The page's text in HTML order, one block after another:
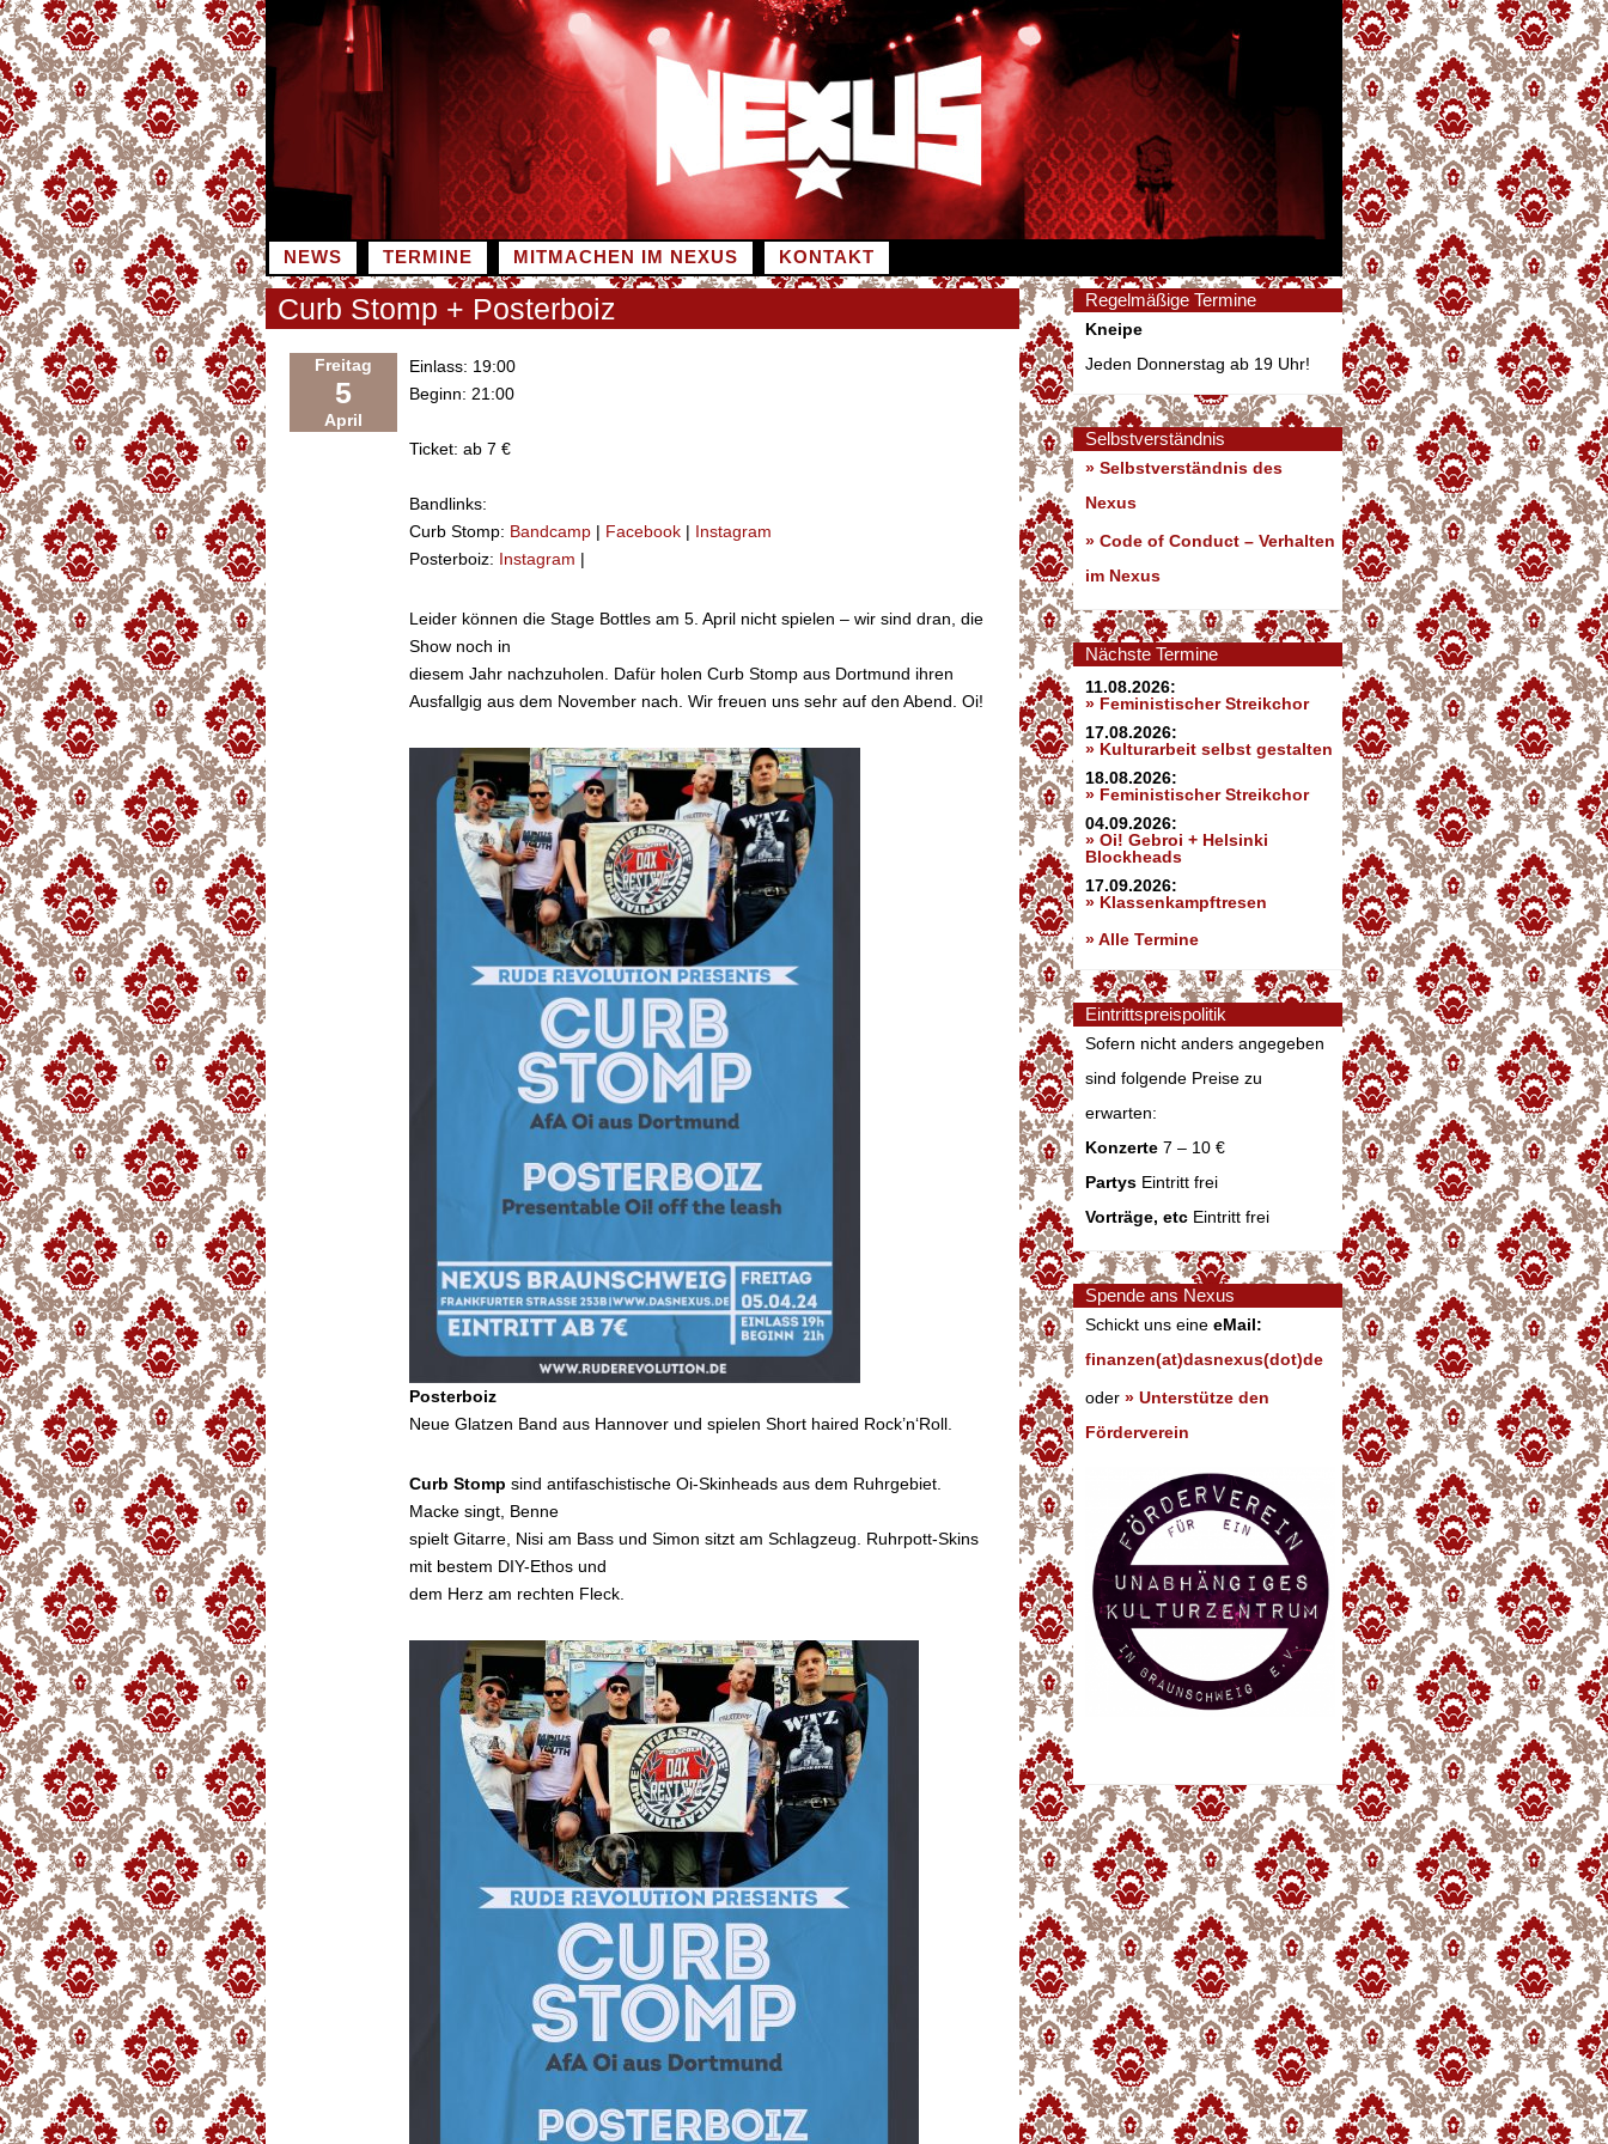
Zum
Inhalt
springen
NEWS TERMINE MITMACHEN IM NEXUS KONTAKT
Curb Stomp + Posterboiz
Freitag
5
April
Einlass: 19:00
Beginn: 21:00
Ticket: ab 7 €
Bandlinks:
Curb Stomp: Bandcamp | Facebook | Instagram
Posterboiz: Instagram |
Leider können die Stage Bottles am 5. April nicht spielen – wir sind dran, die
Show noch in
diesem Jahr nachzuholen. Dafür holen Curb Stomp aus Dortmund ihren
Ausfallgig aus dem November nach. Wir freuen uns sehr auf den Abend. Oi!
Posterboiz
Neue Glatzen Band aus Hannover und spielen Short haired Rock’n‘Roll.
Curb Stomp sind antifaschistische Oi-Skinheads aus dem Ruhrgebiet.
Macke singt, Benne
spielt Gitarre, Nisi am Bass und Simon sitzt am Schlagzeug. Ruhrpott-Skins
mit bestem DIY-Ethos und
dem Herz am rechten Fleck.
Regelmäßige Termine
Kneipe
Jeden Donnerstag ab 19 Uhr!
Selbstverständnis
» Selbstverständnis des
Nexus
» Code of Conduct – Verhalten
im Nexus
Nächste Termine
11.08.2026:
» Feministischer Streikchor
17.08.2026:
» Kulturarbeit selbst gestalten
18.08.2026:
» Feministischer Streikchor
04.09.2026:
» Oi! Gebroi + Helsinki
Blockheads
17.09.2026:
» Klassenkampftresen
» Alle Termine
Eintrittspreispolitik
Sofern nicht anders angegeben
sind folgende Preise zu
erwarten:
Konzerte 7 – 10 €
Partys Eintritt frei
Vorträge, etc Eintritt frei
Spende ans Nexus
Schickt uns eine eMail:
finanzen(at)dasnexus(dot)de
oder » Unterstütze den
Förderverein